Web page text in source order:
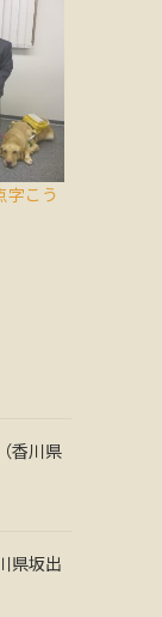
字こう
香川県
県坂出